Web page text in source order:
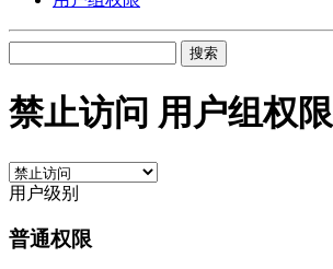
搜索
禁止访问 用户组权限
用户级别
普通权限